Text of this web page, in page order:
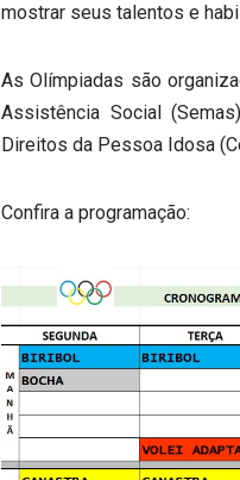
mostrar seus talentos e
As Olímpiadas são
Assistência Social
Direitos da Pessoa Idosa
Confira a programação: